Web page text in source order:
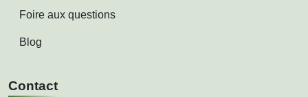
Foire aux questions
Blog
Contact